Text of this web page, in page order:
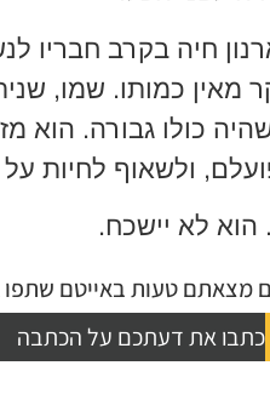
חיה בקרב חבריו
מאין כמותו. שמו,
כולו גבורה. הוא
ולשאוף לחיות
הוא לא יישכח.
מצאתם טעות באייטם שתפו
כתבו את דעתכם על הכתבה